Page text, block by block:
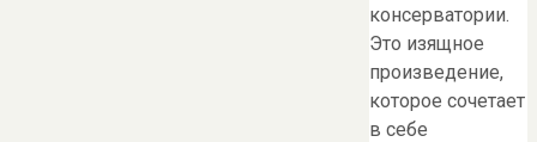
консерватории.
Это изящное
произведение,
которое сочетает
в себе